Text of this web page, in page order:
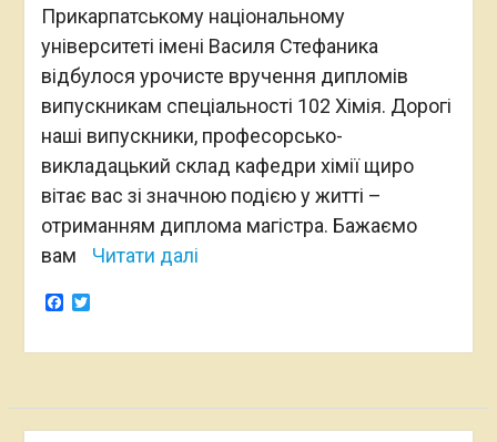
Прикарпатському національному
університеті імені Василя Стефаника
відбулося урочисте вручення дипломів
випускникам спеціальності 102 Хімія. Дорогі
наші випускники, професорсько-
викладацький склад кафедри хімії щиро
вітає вас зі значною подією у житті –
отриманням диплома магістра. Бажаємо
вам
Читати далі
Facebook
Twitter